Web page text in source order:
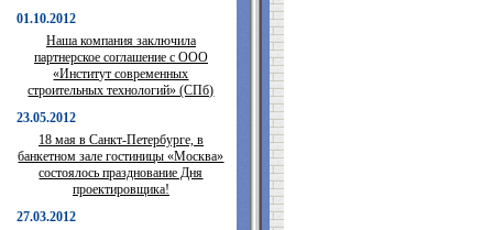
01.10.2012
Наша компания заключила
партнерское соглашение с ООО
«Институт современных
строительных технологий» (СПб)
23.05.2012
18 мая в Санкт-Петербурге, в
банкетном зале гостиницы «Москва»
состоялось празднование Дня
проектировщика!
27.03.2012